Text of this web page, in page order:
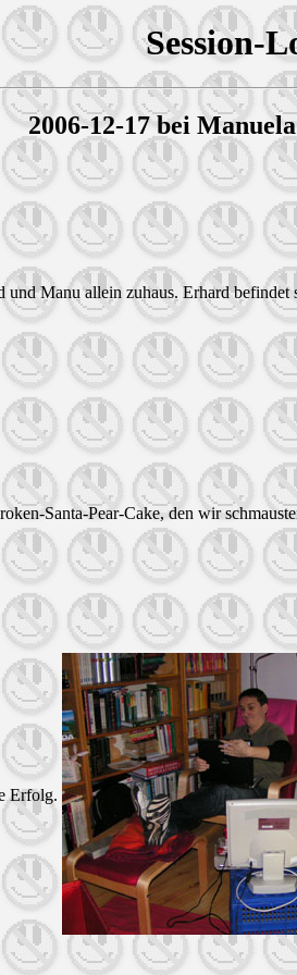
Session-
2006-12-17 bei
Manu allein zuhaus. Erhard
Santa-Pear-Cake, den wir
Erfolg.